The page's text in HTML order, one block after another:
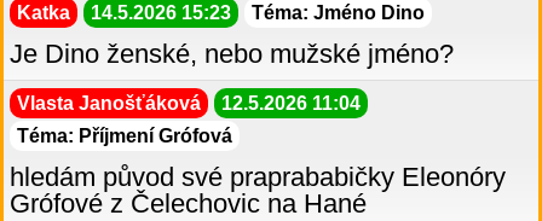
Katka 14.5.2026 15:23 Téma: Jméno Dino
Je Dino ženské, nebo mužské jméno?
Vlasta Janošťáková
12.5.2026 11:04
Téma: Příjmení Grófová
hledám původ své praprababičky Eleonóry
Grófové z Čelechovic na Hané